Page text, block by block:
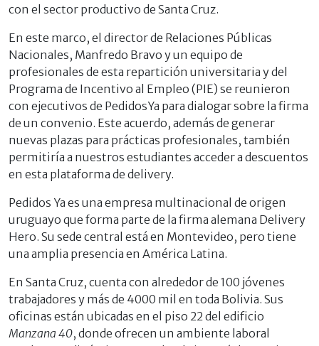
con el sector productivo de Santa Cruz.
En este marco, el director de Relaciones Públicas
Nacionales, Manfredo Bravo y un equipo de
profesionales de esta repartición universitaria y del
Programa de Incentivo al Empleo (PIE) se reunieron
con ejecutivos de PedidosYa para dialogar sobre la firma
de un convenio. Este acuerdo, además de generar
nuevas plazas para prácticas profesionales, también
permitiría a nuestros estudiantes acceder a descuentos
en esta plataforma de delivery.
Pedidos Ya es una empresa multinacional de origen
uruguayo que forma parte de la firma alemana Delivery
Hero. Su sede central está en Montevideo, pero tiene
una amplia presencia en América Latina.
En Santa Cruz, cuenta con alrededor de 100 jóvenes
trabajadores y más de 4000 mil en toda Bolivia. Sus
oficinas están ubicadas en el piso 22 del edificio
Manzana 40, donde ofrecen un ambiente laboral